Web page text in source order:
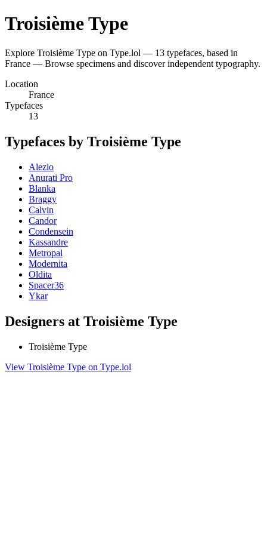
Troisième Type
Explore Troisième Type on Type.lol — 13 typefaces, based in
France — Browse specimens and discover independent typography.
Location
France
Typefaces
13
Typefaces by Troisième Type
Alezio
Anurati Pro
Blanka
Braggy
Calvin
Candor
Condensein
Kassandre
Metropal
Modernita
Oldita
Spacer36
Ykar
Designers at Troisième Type
Troisième Type
View Troisième Type on Type.lol